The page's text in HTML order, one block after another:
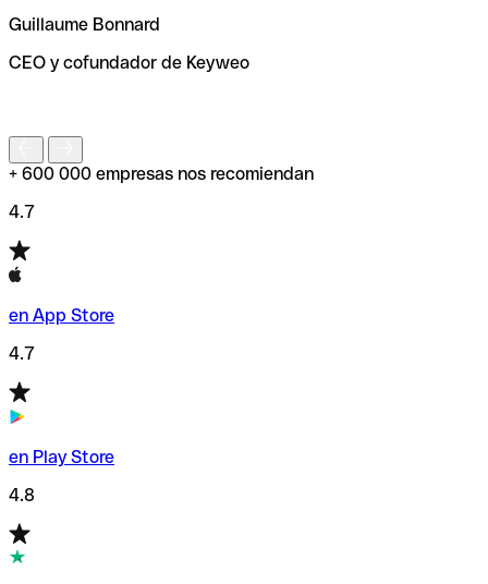
de enviar tu transferencia.
Guillaume Bonnard
CEO y cofundador de Keyweo
+ 600 000 empresas nos recomiendan
4.7
en App Store
4.7
en Play Store
4.8